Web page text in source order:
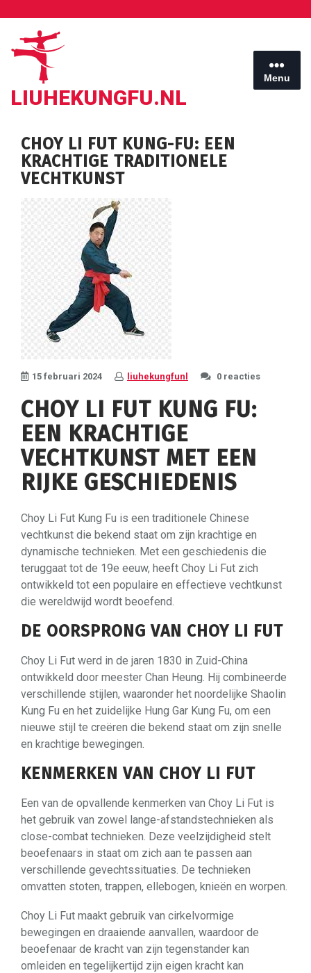
inhoud
LIUHEKUNGFU.NL
Menu
CHOY LI FUT KUNG-FU: EEN
KRACHTIGE TRADITIONELE
VECHTKUNST
15 februari 2024 liuhekungfunl 0 reacties
CHOY LI FUT KUNG FU:
EEN KRACHTIGE
VECHTKUNST MET EEN
RIJKE GESCHIEDENIS
Choy Li Fut Kung Fu is een traditionele Chinese
vechtkunst die bekend staat om zijn krachtige en
dynamische technieken. Met een geschiedenis die
teruggaat tot de 19e eeuw, heeft Choy Li Fut zich
ontwikkeld tot een populaire en effectieve vechtkunst
die wereldwijd wordt beoefend.
DE OORSPRONG VAN CHOY LI FUT
Choy Li Fut werd in de jaren 1830 in Zuid-China
ontwikkeld door meester Chan Heung. Hij combineerde
verschillende stijlen, waaronder het noordelijke Shaolin
Kung Fu en het zuidelijke Hung Gar Kung Fu, om een
nieuwe stijl te creëren die bekend staat om zijn snelle
en krachtige bewegingen.
KENMERKEN VAN CHOY LI FUT
Een van de opvallende kenmerken van Choy Li Fut is
het gebruik van zowel lange-afstandstechnieken als
close-combat technieken. Deze veelzijdigheid stelt
beoefenaars in staat om zich aan te passen aan
verschillende gevechtssituaties. De technieken
omvatten stoten, trappen, ellebogen, knieën en worpen.
Choy Li Fut maakt gebruik van cirkelvormige
bewegingen en draaiende aanvallen, waardoor de
beoefenaar de kracht van zijn tegenstander kan
omleiden en tegelijkertijd zijn eigen kracht kan